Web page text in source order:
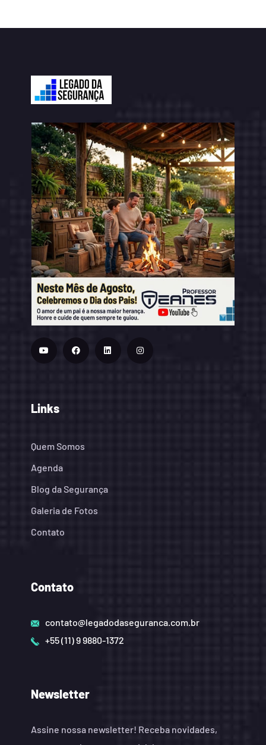
Links
Quem Somos
Agenda
Blog da Segurança
Galeria de Fotos
Contato
Contato
contato@legadodaseguranca.com.br
+55 (11) 9 9880-1372
Newsletter
Assine nossa newsletter! Receba novidades,